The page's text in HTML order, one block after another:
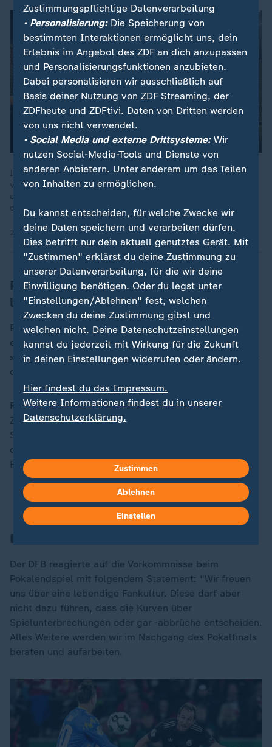
In der Debatte um die Sicherheit in deutschen Fußballstadien
verschärfen die Innenminister den Ton. Die Statistiken sagen
etwas anderes aus. Auch Fanorganisationen widersprechen
deutlich.
20.03.2026 | 2:32 min
Pläne der Innenminister sorgen schon
länger für Protest
Pläne der Innenminister der Länder etwa in Bezug auf
eine Verschärfung der Stadionverbotsrichtlinien hatten
schon in der abgelaufenen Saison für massiven Protest
der organisierten Fanszenen gesorgt.
Fanvertreter werfen den Politikern in diesem
Zusammenhang Populismus vor und verweisen auf
Statistiken, die belegten, dass der Stadionbesuch in
den Bundesligen sicher sei. Auch auf aus Sicht der
Fanvertreter überzogene Polizeieinsätze wird kritisiert.
Verhärtete Fronten zwischen Politik und Fans
DFB will Vorkommnisse aufarbeiten
Der DFB reagierte auf die Vorkommnisse beim
Pokalendspiel mit folgendem Statement: "Wir freuen
uns über eine lebendige Fankultur. Diese darf aber
nicht dazu führen, dass die Kurven über
Spielunterbrechungen oder gar -abbrüche entscheiden.
Alles Weitere werden wir im Nachgang des Pokalfinals
beraten und aufarbeiten.
Zustimmungspflichtige Datenverarbeitung
• Personalisierung:Die Speicherung von
bestimmten Interaktionen ermöglicht uns, dein
Erlebnis im Angebot des ZDF an dich anzupassen
und Personalisierungsfunktionen anzubieten.
Dabei personalisieren wir ausschließlich auf
Basis deiner Nutzung von ZDF Streaming, der
ZDFheute und ZDFtivi. Daten von Dritten werden
von uns nicht verwendet.
• Social Media und externe Drittsysteme:Wir
nutzen Social-Media-Tools und Dienste von
anderen Anbietern. Unter anderem um das Teilen
von Inhalten zu ermöglichen.
Du kannst entscheiden, für welche Zwecke wir
deine Daten speichern und verarbeiten dürfen.
Dies betrifft nur dein aktuell genutztes Gerät. Mit
"Zustimmen" erklärst du deine Zustimmung zu
unserer Datenverarbeitung, für die wir deine
Einwilligung benötigen. Oder du legst unter
"Einstellungen/Ablehnen" fest, welchen
Zwecken du deine Zustimmung gibst und
welchen nicht. Deine Datenschutzeinstellungen
kannst du jederzeit mit Wirkung für die Zukunft
in deinen Einstellungen widerrufen oder ändern.
Hier findest du das Impressum.
Weitere Informationen findest du in unserer
Datenschutzerklärung.
Zustimmen
Ablehnen
Einstellen